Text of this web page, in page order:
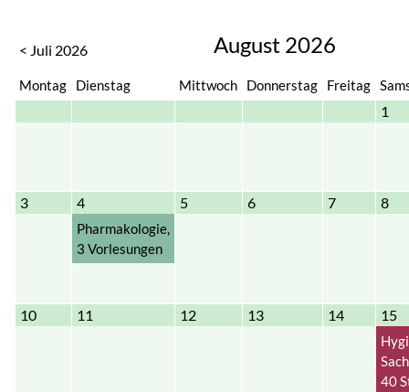
< Juli 2026 August 2026
Montag Dienstag Mittwoch Donnerstag Freitag
1
3 4
Pharmakologie,
3 Vorlesungen
5 6 7 8
10 11 12 13 14 15
40